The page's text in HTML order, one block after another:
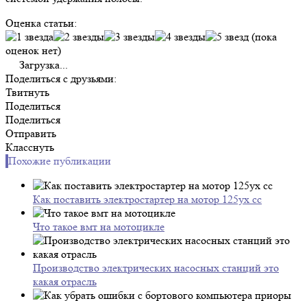
Оценка статьи:
(пока
оценок нет)
Загрузка...
Поделиться с друзьями:
Твитнуть
Поделиться
Поделиться
Отправить
Класснуть
Похожие публикации
Как поставить электростартер на мотор 125yx cc
Что такое вмт на мотоцикле
Производство электрических насосных станций это
какая отрасль